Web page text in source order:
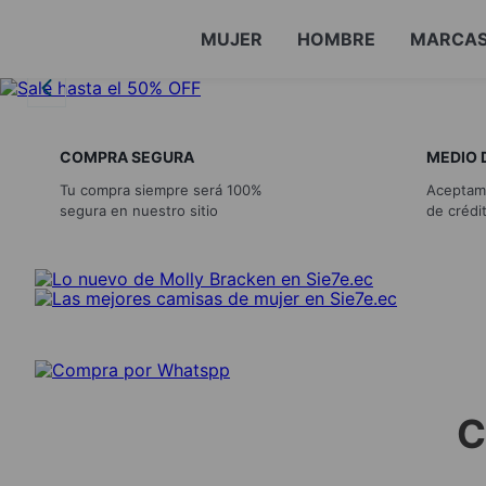
MUJER HOMBRE
COMPRA SEGURA
Tu compra siempre será 100%
segura en nuestro sitio
MEDIO
de